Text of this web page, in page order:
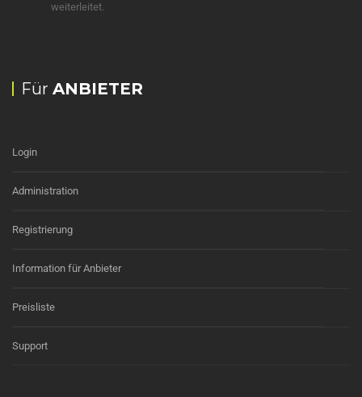
weiterleitet.
Für ANBIETER
Login
Administration
Registrierung
Information für Anbieter
Preisliste
Support